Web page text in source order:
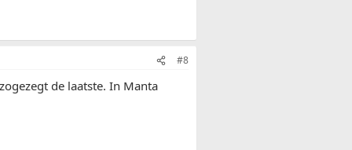
#8
de laatste. In Manta